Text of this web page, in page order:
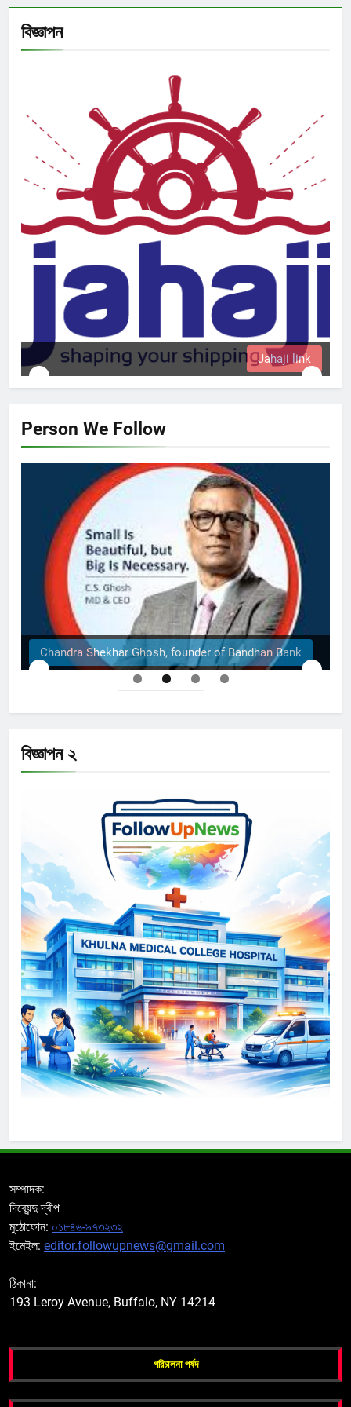
বিজ্ঞাপন
Person We Follow
The Structural Engineers Ltd | Dhaka
বিজ্ঞাপন ২
সম্পাদক:
দিব্যেন্দু দ্বীপ
মুঠোফোন: ০১৮৪৬-৯৭৩২৩২
ইমেইল: editor.followupnews@gmail.com
ঠিকানা:
193 Leroy Avenue, Buffalo, NY 14214
পরিচালনা পর্ষদ